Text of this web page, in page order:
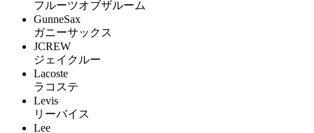
フルーツオブザルーム
GunneSax
ガニーサックス
JCREW
ジェイクルー
Lacoste
ラコステ
Levis
リーバイス
Lee